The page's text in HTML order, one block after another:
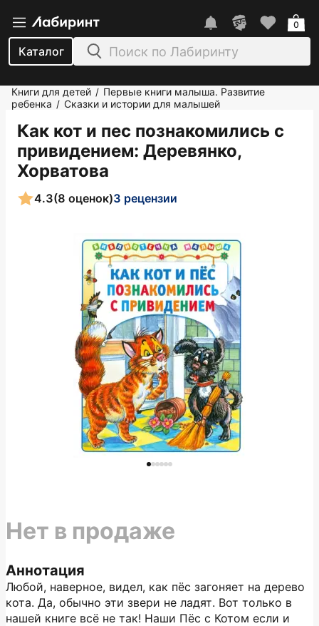
Каталог
0
Книги для детей / Первые книги малыша. Развитие
ребенка / Сказки и истории для малышей
Как кот и пес познакомились с
привидением: Деревянко,
Хорватова
4.3(8 оценок)3 рецензии
Аннотация
Любой, наверное, видел, как пёс загоняет на дерево
кота. Да, обычно эти звери не ладят. Вот только в
нашей книге всё не так! Наши Пёс с Котом если и
Нет в продаже